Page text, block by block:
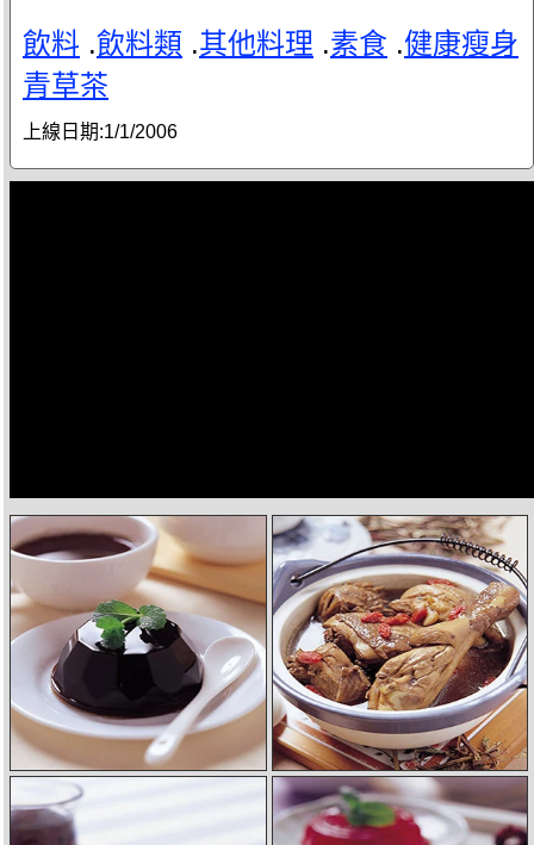
飲料 .飲料類 .其他料理 .素食 .健康瘦身
青草茶
上線日期:1/1/2006